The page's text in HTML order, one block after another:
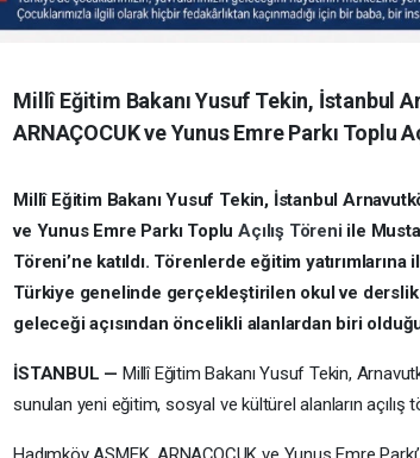
Millî Eğitim Bakanı Yusuf Tekin, İstanbul
ARNAÇOCUK ve Yunus Emre Parkı Toplu
Millî Eğitim Bakanı Yusuf Tekin, İstanbul
ve Yunus Emre Parkı TopluAçılış Töreni ile
Töreni’ne katıldı. Törenlerde eğitim
Türkiye genelinde gerçekleştirilen okul ve derslik
geleceği açısından öncelikli alanlardan biri
İSTANBUL — Millî Eğitim Bakanı Yusuf Tekin,
sunulan yeni eğitim, sosyal ve kültürel alanların açılış